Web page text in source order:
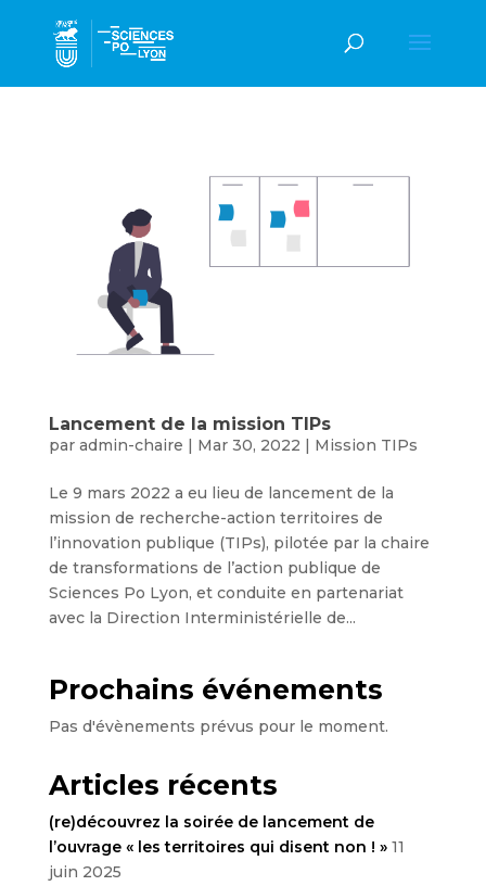
Lancement de la mission TIPs
par admin-chaire | Mar 30, 2022 | Mission TIPs
Le 9 mars 2022 a eu lieu de lancement de la
mission de recherche-action territoires de
l’innovation publique (TIPs), pilotée par la chaire
de transformations de l’action publique de
Sciences Po Lyon, et conduite en partenariat
avec la Direction Interministérielle de...
Prochains événements
Pas d'évènements prévus pour le moment.
Articles récents
(re)découvrez la soirée de lancement de
l’ouvrage « les territoires qui disent non ! » 11
juin 2025